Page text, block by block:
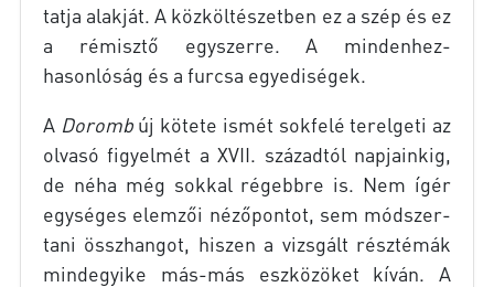
tat­ja alak­ját. A köz­köl­té­szet­ben ez a szép és ez
a ré­misz­tő egy­szer­re. A mindenhez-
hasonlóság és a fur­csa egye­di­sé­gek.
A Do­rombúj kö­te­te is­mét sok­fe­lé te­rel­ge­ti az
ol­va­só fi­gyel­mét aXVII. szá­zad­tól nap­ja­in­kig,
de néha még sok­kal ré­gebb­re is. Nem ígér
egy­sé­ges elem­zői né­ző­pon­tot, sem mód­szer­
ta­ni össz­han­got, hi­szen a vizs­gált rész­té­mák
mind­egyi­ke más-más esz­kö­zö­ket kí­ván. A